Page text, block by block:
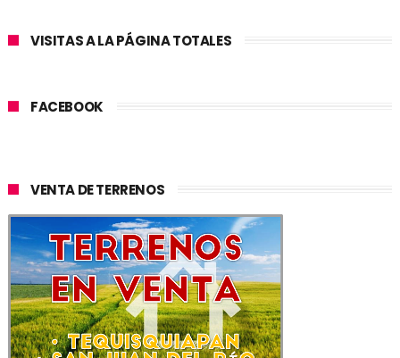
VISITAS A LA PÁGINA TOTALES
FACEBOOK
VENTA DE TERRENOS